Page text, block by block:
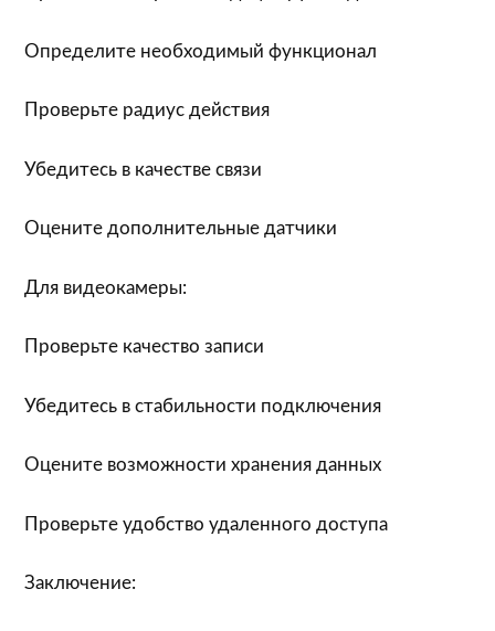
Определите необходимый функционал
Проверьте радиус действия
Убедитесь в качестве связи
Оцените дополнительные датчики
Для видеокамеры:
Проверьте качество записи
Убедитесь в стабильности подключения
Оцените возможности хранения данных
Проверьте удобство удаленного доступа
Заключение: